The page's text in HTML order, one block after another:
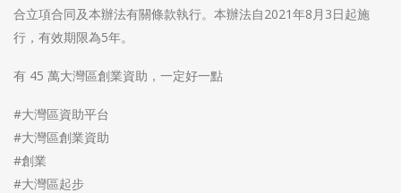
合立項合同及本辦法有關條款執行。本辦法自2021年8月3日起施
行，有效期限為5年。
有 45 萬大灣區創業資助，一定好一點
#大灣區資助平台
#大灣區創業資助
#創業
#大灣區起步